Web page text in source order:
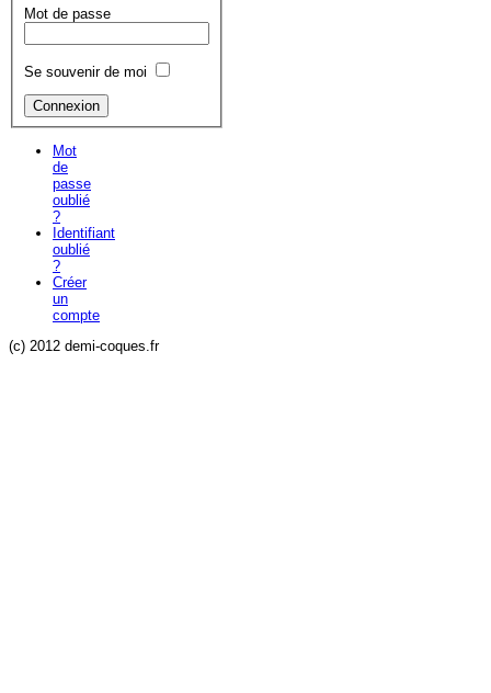
Mot de passe
Se souvenir de moi
Mot
de
passe
oublié
?
Identifiant
oublié
?
Créer
un
compte
(c) 2012 demi-coques.fr